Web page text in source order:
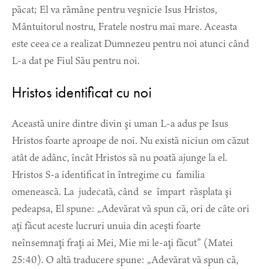
păcat; El va rămâne pentru veşnicie Isus Hristos,
Mântuitorul nostru, Fratele nostru mai mare. Aceasta
este ceea ce a realizat Dumnezeu pentru noi atunci când
L-a dat pe Fiul Său pentru noi.
Hristos identificat cu noi
Această unire dintre divin şi uman L-a adus pe Isus
Hristos foarte aproape de noi. Nu există niciun om căzut
atât de adânc, încât Hristos să nu poată ajunge la el.
Hristos S-a identificat în întregime cu familia
omenească. La judecată, când se împart răsplata şi
pedeapsa, El spune: „Adevărat vă spun că, ori de câte ori
aţi făcut aceste lucruri unuia din aceşti foarte
neînsemnaţi fraţi ai Mei, Mie mi le-aţi făcut” (Matei
25:40). O altă traducere spune: „Adevărat vă spun că,